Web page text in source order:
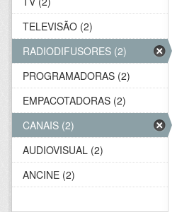
TELEVISÃO (2)
RADIODIFUSORES (2)
PROGRAMADORAS (2)
EMPACOTADORAS (2)
CANAIS (2)
AUDIOVISUAL (2)
ANCINE (2)